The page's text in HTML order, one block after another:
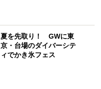
夏を先取り！ GWに東
京・台場のダイバーシテ
ィでかき氷フェス